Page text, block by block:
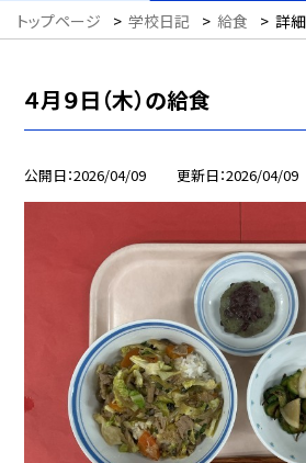
トップページ > 学校日記 > 給食 > 詳細
４月９日（木）の給食
公開日 2026/04/09 更新日 2026/04/09